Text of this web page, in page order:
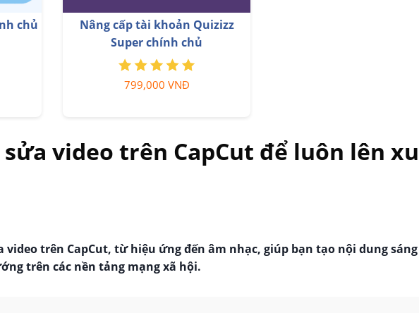
Nâng cấp Coursera PLus chính
chủ
399,000 VNĐ
video trên CapCut để luôn lên xu
trên CapCut, từ hiệu ứng đến âm nhạc, giúp bạn tạo nội dung
trên các nền tảng mạng xã hội.